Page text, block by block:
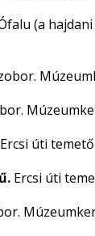
(a
Ercsi úti temető
Ercsi úti